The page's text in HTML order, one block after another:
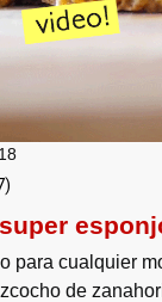
)
para cualquier
de